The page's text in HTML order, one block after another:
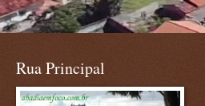
Rua Principal